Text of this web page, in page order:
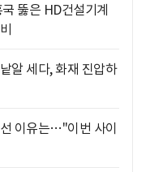
뚫은 HD건설기계
알 세다, 화재 진압하
이유는…"이번 사이